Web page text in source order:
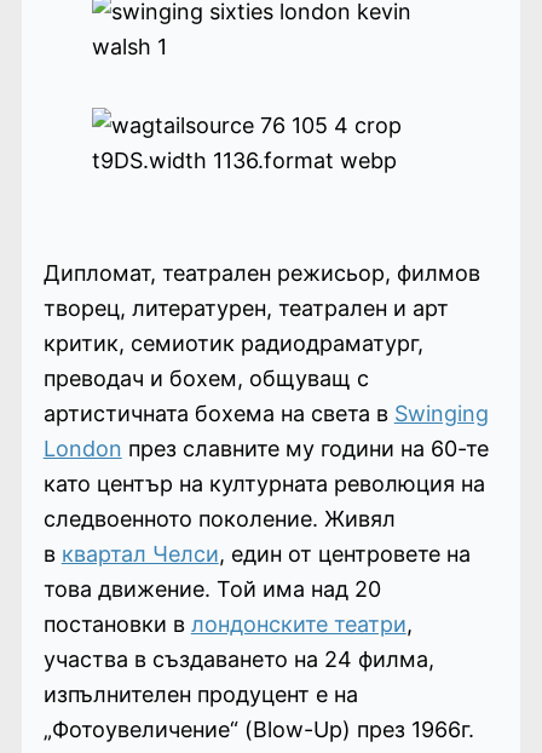
Дипломат, театрален режисьор, филмов
творец, литературен, театрален и арт
критик, семиотик радиодраматург,
преводач и бохем, общуващ с
артистичната бохема на света в Swinging
London през славните му години на 60-те
като център на културната революция на
следвоенното поколение. Живял
в квартал Челси, един от центровете на
това движение. Той има над 20
постановки в лондонските театри,
участва в създаването на 24 филма,
изпълнителен продуцент е на
„Фотоувеличение“ (Blow-Up) през 1966г.